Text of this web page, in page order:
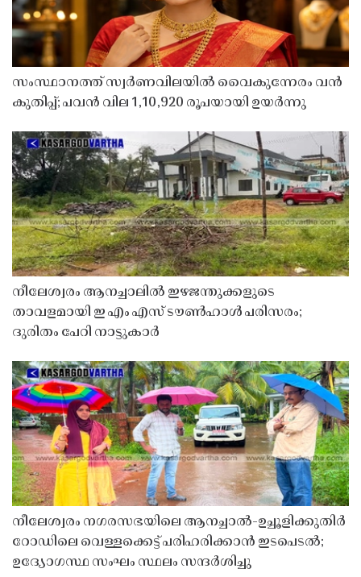
സംസ്ഥാനത്ത് സ്വർണവിലയിൽ വൈകുന്നേരം വൻ
കുതിപ്പ്; പവൻ വില 1,10,920 രൂപയായി ഉയർന്നു
നീലേശ്വരം ആനച്ചാലിൽ ഇഴജന്തുക്കളുടെ
താവളമായി ഇ എം എസ് ടൗൺഹാൾ പരിസരം;
ദുരിതം പേറി നാട്ടുകാർ
നീലേശ്വരം നഗരസഭയിലെ ആനച്ചാൽ-ഉച്ചൂളിക്കുതിർ
റോഡിലെ വെള്ളക്കെട്ട് പരിഹരിക്കാൻ ഇടപെടൽ;
ഉദ്യോഗസ്ഥ സംഘം സ്ഥലം സന്ദർശിച്ചു